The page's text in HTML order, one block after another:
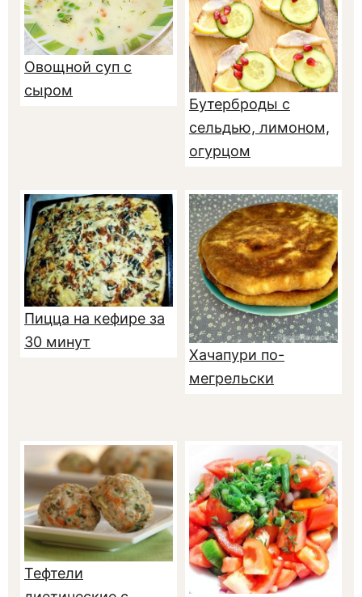
Овощной суп с
сыром
Бутерброды с
сельдью, лимоном,
огурцом
Пицца на кефире за
30 минут
Хачапури по-
мегрельски
Тефтели